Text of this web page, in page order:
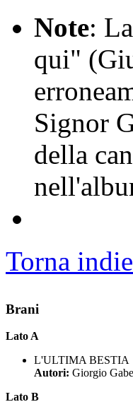
Note:
qui"
Signor
della
Torna
Brani
Lato A
L'ULTIMA BESTIA
Autori: Giorgio
Lato B